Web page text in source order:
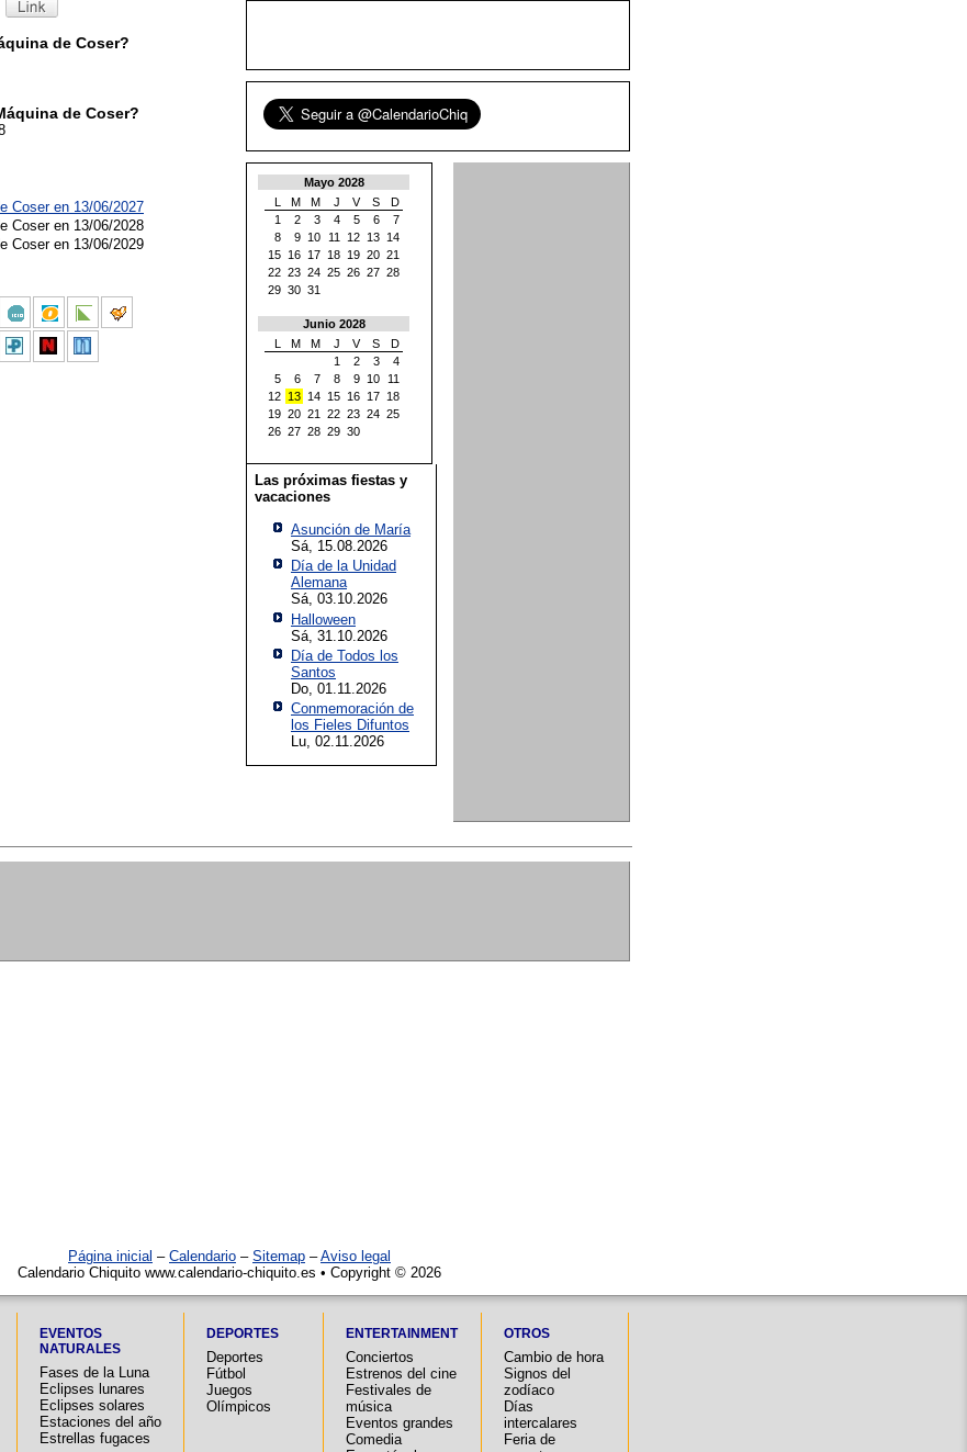
de Coser?
de Coser?
Coser en 13/06/2027
Coser en 13/06/2028
Coser en 13/06/2029
Mayo 2028
L
M M J V S
D
1
2 3 4 5 6
7
8
9 10 11 12 13 14
15 16 17 18 19 20 21
22 23 24 25 26 27 28
29 30 31
Junio 2028
L
M M J V S
D
1
2 3
4
5
6 7 8 9 10
11
12 13 14 15 16 17 18
19 20 21 22 23 24 25
26 27 28 29 30
Las próximas fiestas y
vacaciones
Asunción de María
Sá, 15.08.2026
Día de la Unidad
Alemana
Sá, 03.10.2026
Halloween
Sá, 31.10.2026
Día de Todos los
Santos
Do, 01.11.2026
Conmemoración de
los Fieles Difuntos
Lu, 02.11.2026
Página inicial – Calendario – Sitemap –Aviso legal
Calendario Chiquito www.calendario-chiquito.es • Copyright © 2026
EVENTOS
NATURALES
Fases de la Luna
Eclipses lunares
Eclipses solares
Estaciones del año
Estrellas fugaces
DEPORTES
Deportes
Fútbol
Juegos
Olímpicos
ENTERTAINMENT
Conciertos
Estrenos del cine
Festivales de
música
Eventos grandes
Comedia
OTROS
Cambio de hora
Signos del
zodíaco
Días
intercalares
Feria de